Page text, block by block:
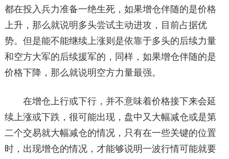
都在投入兵力准备一绝生死，如果增仓伴随的是价格
上升，那么就说明多头尝试主动进攻，目前占据优
势。但是能不能继续上涨则是依靠于多头的后续力量
和空方大军的后续援军的，同样，如果增仓伴随的是
价格下降，那么就说明空方力量最强。
在增仓上行或下行，并不意味着价格接下来会延
续上涨或下跌，很可能出现，盘中又大幅减仓或是第
二个交易就大幅减仓的情况，只有在一些关键的位置
时，出现增仓的情况，才能够说明一波行情可能就要